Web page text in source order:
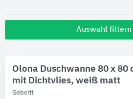
Auswahl filtern
Geberit
Marken
Olona Duschwanne 80 x 80
mit Dichtvlies, weiß matt
Geberit